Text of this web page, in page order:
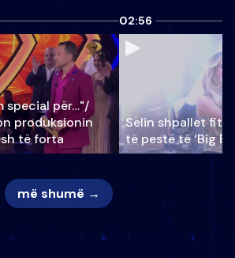
special për…"/
produksionin
të forta
02:56
Selin shpallet
të pestë të ‘Big
më shumë →